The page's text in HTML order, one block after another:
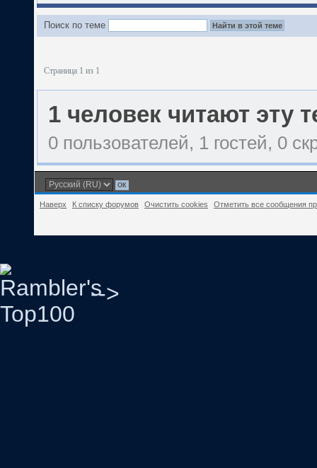
Поиск по теме
Страница 1 из 1
1 человек читают эту
0 пользователей, 1 гостей, 0
Наверх К списку форумов Очистить cookies Отметить все сообщения
-->